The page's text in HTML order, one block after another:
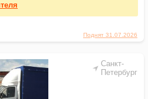
Поднят 31.07.2026
Санкт-
Петербург